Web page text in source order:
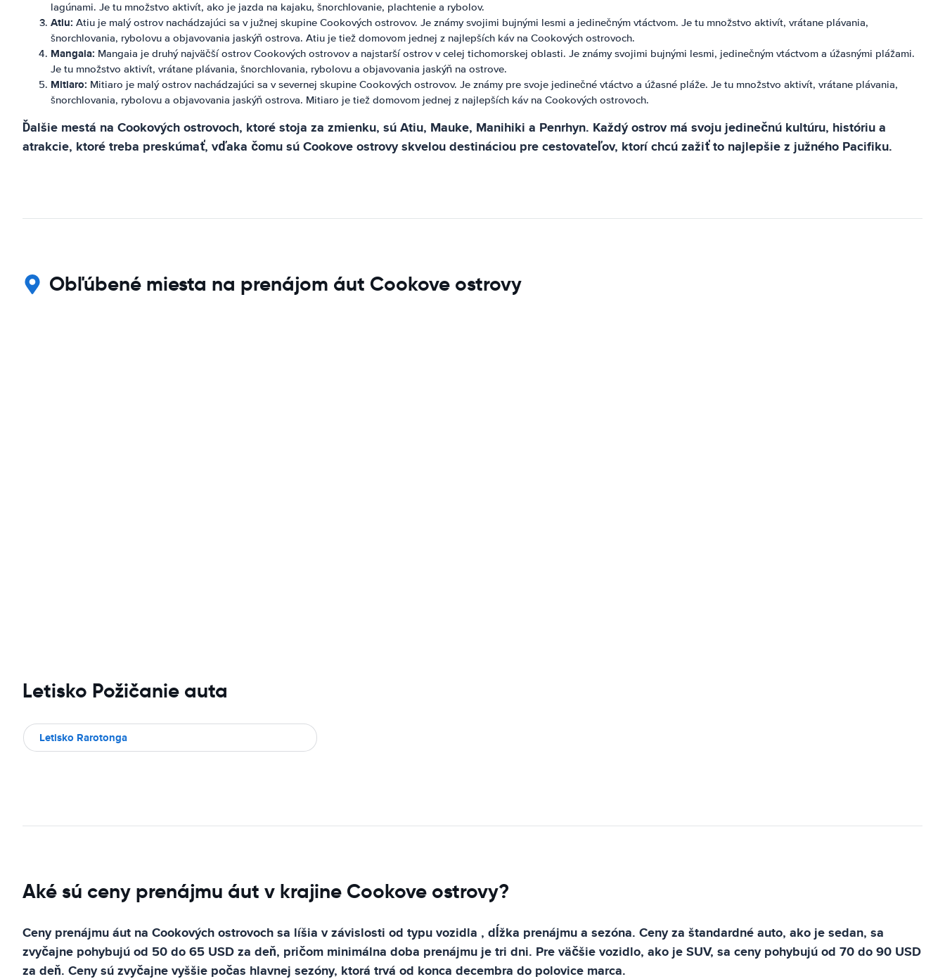
lagúnami. Je tu množstvo aktivít, ako je jazda na kajaku, šnorchlovanie, plachtenie a rybolov.
Atiu: Atiu je malý ostrov nachádzajúci sa v južnej skupine Cookových ostrovov. Je známy svojimi bujnými lesmi a jedinečným vtáctvom. Je tu množstvo aktivít, vrátane plávania,
šnorchlovania, rybolovu a objavovania jaskýň ostrova. Atiu je tiež domovom jednej z najlepších káv na Cookových ostrovoch.
Mangaia: Mangaia je druhý najväčší ostrov Cookových ostrovov a najstarší ostrov v celej tichomorskej oblasti. Je známy svojimi bujnými lesmi, jedinečným vtáctvom a úžasnými plážami.
Je tu množstvo aktivít, vrátane plávania, šnorchlovania, rybolovu a objavovania jaskýň na ostrove.
Mitiaro: Mitiaro je malý ostrov nachádzajúci sa v severnej skupine Cookových ostrovov. Je známy pre svoje jedinečné vtáctvo a úžasné pláže. Je tu množstvo aktivít, vrátane plávania,
šnorchlovania, rybolovu a objavovania jaskýň ostrova. Mitiaro je tiež domovom jednej z najlepších káv na Cookových ostrovoch.
Ďalšie mestá na Cookových ostrovoch, ktoré stoja za zmienku, sú Atiu, Mauke, Manihiki a Penrhyn. Každý ostrov má svoju jedinečnú kultúru, históriu a
atrakcie, ktoré treba preskúmať, vďaka čomu sú Cookove ostrovy skvelou destináciou pre cestovateľov, ktorí chcú zažiť to najlepšie z južného Pacifiku.
Obľúbené miesta na prenájom áut Cookove ostrovy
Letisko Požičanie auta
Letisko Rarotonga
Aké sú ceny prenájmu áut v krajine Cookove ostrovy?
Ceny prenájmu áut na Cookových ostrovoch sa líšia v závislosti od typu vozidla , dĺžka prenájmu a sezóna. Ceny za štandardné auto, ako je sedan, sa
zvyčajne pohybujú od 50 do 65 USD za deň, pričom minimálna doba prenájmu je tri dni. Pre väčšie vozidlo, ako je SUV, sa ceny pohybujú od 70 do 90 USD
za deň. Ceny sú zvyčajne vyššie počas hlavnej sezóny, ktorá trvá od konca decembra do polovice marca.